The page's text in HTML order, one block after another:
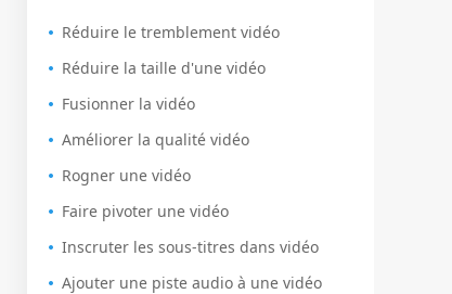
Réduire le tremblement vidéo
Réduire la taille d'une vidéo
Fusionner la vidéo
Améliorer la qualité vidéo
Rogner une vidéo
Faire pivoter une vidéo
Inscruter les sous-titres dans vidéo
Ajouter une piste audio à une vidéo